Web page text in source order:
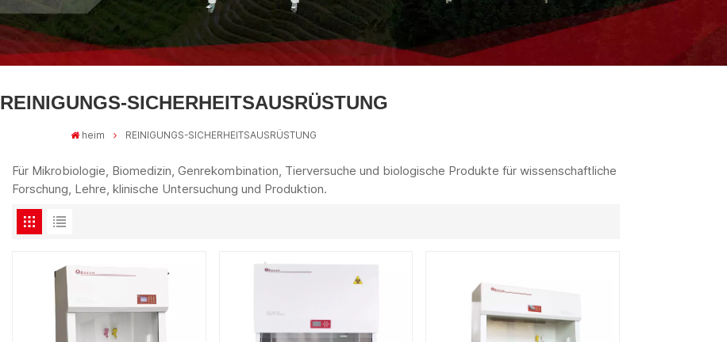
REINIGUNGS-SICHERHEITSAUSRÜSTUNG
heim REINIGUNGS-SICHERHEITSAUSRÜSTUNG
Für Mikrobiologie, Biomedizin, Genrekombination, Tierversuche und biologische Produkte für wissenschaftliche
Forschung, Lehre, klinische Untersuchung und Produktion.